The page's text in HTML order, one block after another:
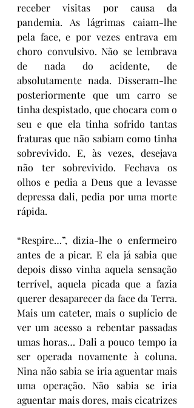
receber visitas por causa da
pandemia. As lágrimas caiam-lhe
pela face, e por vezes entrava em
choro convulsivo. Não se lembrava
de nada do acidente, de
absolutamente nada. Disseram-lhe
posteriormente que um carro se
tinha despistado, que chocara com o
seu e que ela tinha sofrido tantas
fraturas que não sabiam como tinha
sobrevivido. E, às vezes, desejava
não ter sobrevivido. Fechava os
olhos e pedia a Deus que a levasse
depressa dali, pedia por uma morte
rápida.
“Respire…”, dizia-lhe o enfermeiro
antes de a picar. E ela já sabia que
depois disso vinha aquela sensação
terrível, aquela picada que a fazia
querer desaparecer da face da Terra.
Mais um cateter, mais o suplício de
ver um acesso a rebentar passadas
umas horas… Dali a pouco tempo ia
ser operada novamente à coluna.
Nina não sabia se iria aguentar mais
uma operação. Não sabia se iria
aguentar mais dores, mais cicatrizes